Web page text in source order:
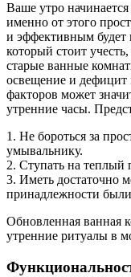
Ваше утро
именно от этого
и эффективным будет
который стоит
старые ванные
освещение и дефицит
факторов может
утренние часы.
1. Не бороться за
умывальнику.
2. Ступать на теплый
3. Иметь достаточно
принадлежности
Обновленная ванная
утренние ритуалы в